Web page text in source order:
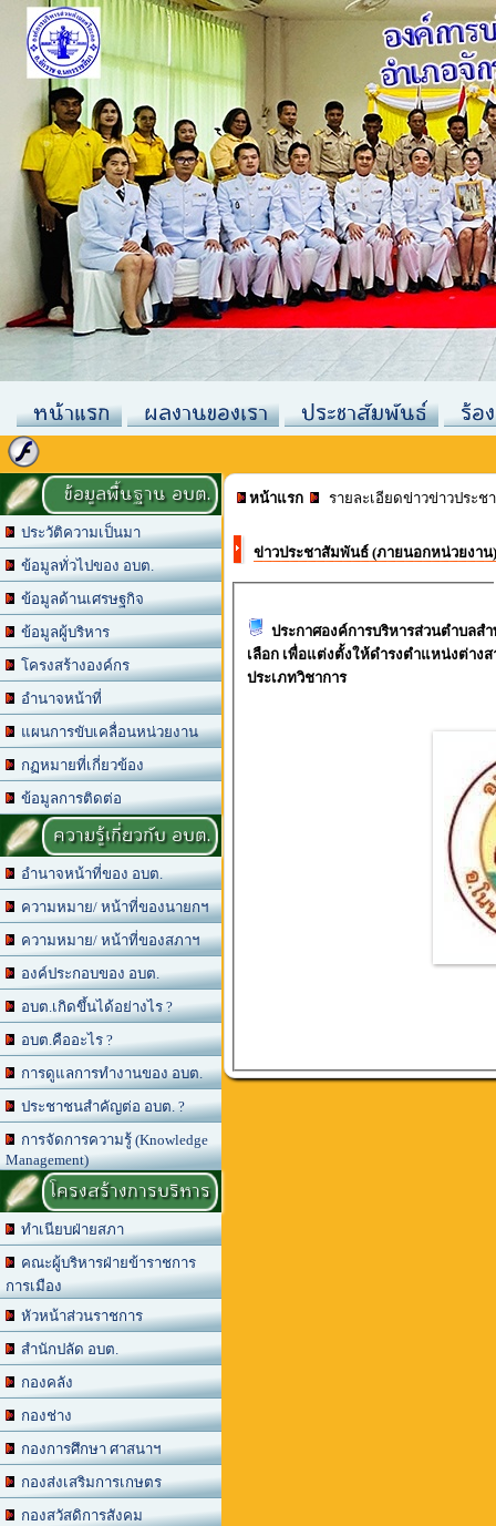
หน้าแรก ผลงานของเรา ประชาสัมพันธ์ ร้อ
ข้อมูลพื้นฐาน อบต.
ประวัติความเป็นมา
ข้อมูลทั่วไปของ อบต.
ข้อมูลด้านเศรษฐกิจ
ข้อมูลผู้บริหาร
โครงสร้างองค์กร
อำนาจหน้าที่
แผนการขับเคลื่อนหน่วยงาน
กฏหมายที่เกี่ยวข้อง
ข้อมูลการติดต่อ
ความรู้เกี่ยวกับ อบต.
อำนาจหน้าที่ของ อบต.
ความหมาย/ หน้าที่ของนายกฯ
ความหมาย/ หน้าที่ของสภาฯ
องค์ประกอบของ อบต.
อบต.เกิดขึ้นได้อย่างไร ?
อบต.คืออะไร ?
การดูแลการทำงานของ อบต.
ประชาชนสำคัญต่อ อบต. ?
การจัดการความรู้ (Knowledge
Management)
โครงสร้างการบริหาร
ทำเนียบฝ่ายสภา
คณะผู้บริหารฝ่ายข้าราชการ
การเมือง
หัวหน้าส่วนราชการ
สำนักปลัด อบต.
กองคลัง
กองช่าง
กองการศึกษา ศาสนาฯ
กองส่งเสริมการเกษตร
กองสวัสดิการสังคม
หน้าแรก รายละเอียดข่าวข่าวประ
ข่าวประชาสัมพันธ์ (ภายนอกหน่วยงาน)
ประกาศองค์การบริหารส่วนตำบลส
เลือก เพื่อแต่งตั้งให้ดำรงตำแหน่งต่าง
ประเภทวิชาการ